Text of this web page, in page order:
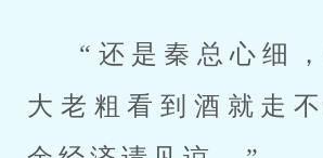
“还是秦总心细
大老粗看到酒就走